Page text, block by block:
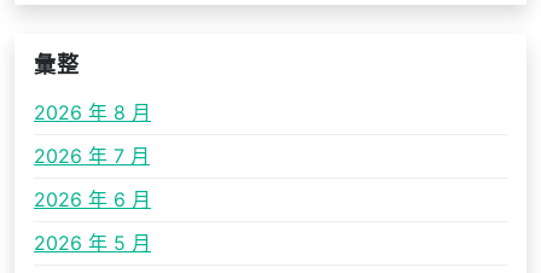
彙整
2026 年 8 月
2026 年 7 月
2026 年 6 月
2026 年 5 月